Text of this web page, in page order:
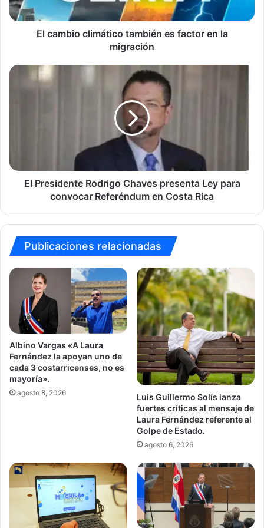
la
migración
El cambio climático también es factor en la
migración
El
Presidente
Referéndum
El Presidente Rodrigo Chaves presenta Ley para
convocar Referéndum en Costa Rica
Publicaciones relacionadas
Albino Vargas «A Laura
Fernández la apoyan uno de
cada 3 costarricenses, no es
mayoría».
agosto 8, 2026
Luis Guillermo Solís lanza
fuertes críticas al mensaje de
Laura Fernández referente al
Golpe de Estado.
agosto 6, 2026